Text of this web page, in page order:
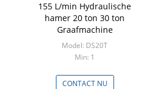
155 L/min Hydraulische
hamer 20 ton 30 ton
Graafmachine
Model: DS20T
Min: 1
CONTACT NU